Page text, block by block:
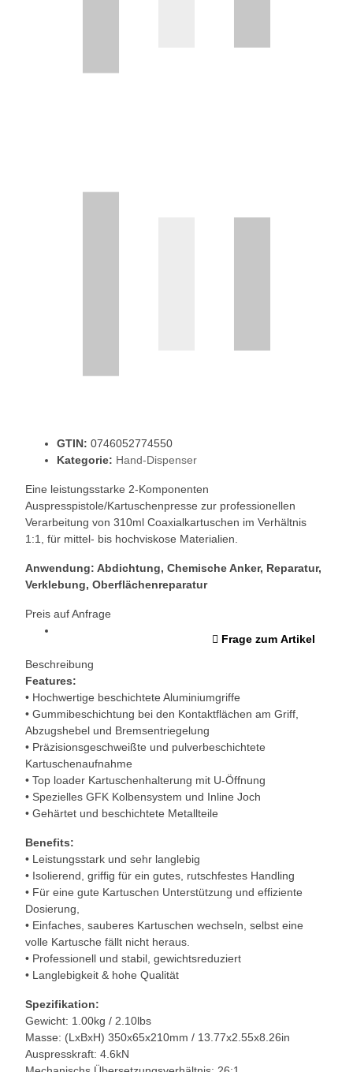
GTIN: 0746052774550
Kategorie: Hand-Dispenser
Eine leistungsstarke 2-Komponenten
Auspresspistole/Kartuschenpresse zur professionellen
Verarbeitung von 310ml Coaxialkartuschen im Verhältnis
1:1, für mittel- bis hochviskose Materialien.
Anwendung: Abdichtung, Chemische Anker, Reparatur,
Verklebung, Oberflächenreparatur
Preis auf Anfrage
Frage zum Artikel
Beschreibung
Features:
• Hochwertige beschichtete Aluminiumgriffe
• Gummibeschichtung bei den Kontaktflächen am Griff,
Abzugshebel und Bremsentriegelung
• Präzisionsgeschweißte und pulverbeschichtete
Kartuschenaufnahme
• Top loader Kartuschenhalterung mit U-Öffnung
• Spezielles GFK Kolbensystem und Inline Joch
• Gehärtet und beschichtete Metallteile
Benefits:
• Leistungsstark und sehr langlebig
• Isolierend, griffig für ein gutes, rutschfestes Handling
• Für eine gute Kartuschen Unterstützung und effiziente
Dosierung,
• Einfaches, sauberes Kartuschen wechseln, selbst eine
volle Kartusche fällt nicht heraus.
• Professionell und stabil, gewichtsreduziert
• Langlebigkeit & hohe Qualität
Spezifikation:
Gewicht: 1.00kg / 2.10lbs
Masse: (LxBxH) 350x65x210mm / 13.77x2.55x8.26in
Auspresskraft: 4.6kN